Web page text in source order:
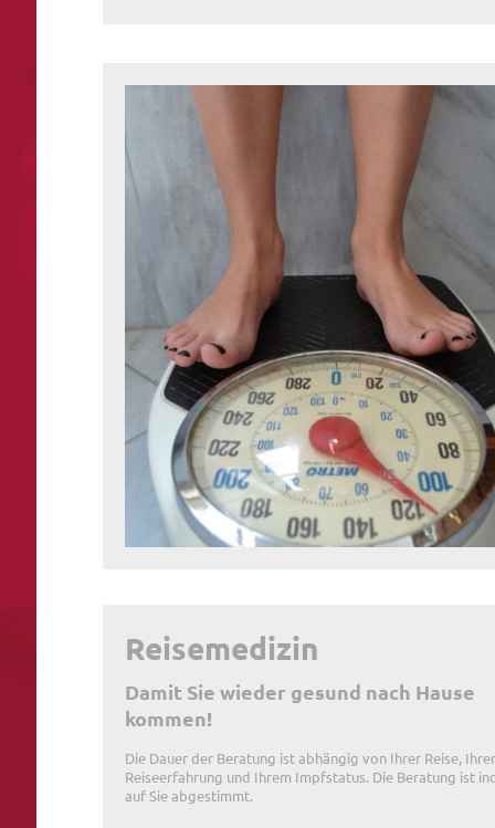
Reisemedizin
Damit Sie wieder gesund nach Hause
kommen!
Die Dauer der Beratung ist abhängig von Ihrer Reise, Ihrer
Reiseerfahrung und Ihrem Impfstatus. Die Beratung ist
auf Sie abgestimmt.